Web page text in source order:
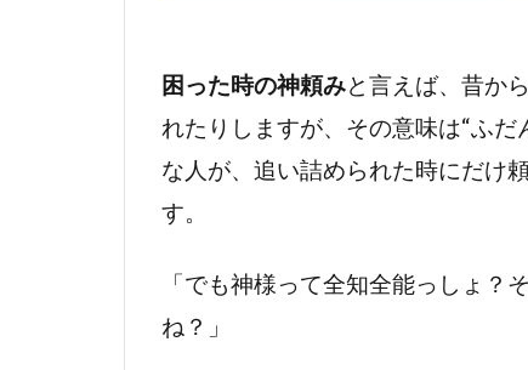
困った時の神頼みと言えば、昔か
れたりしますが、その意味は“ふ
な人が、追い詰められた時にだけ
す。
「でも神様って全知全能っしょ？
ね？」